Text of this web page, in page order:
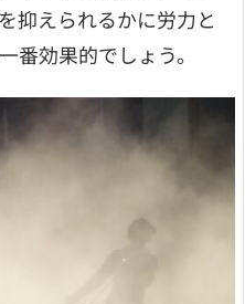
抑えられるかに労力と
番効果的でしょう。